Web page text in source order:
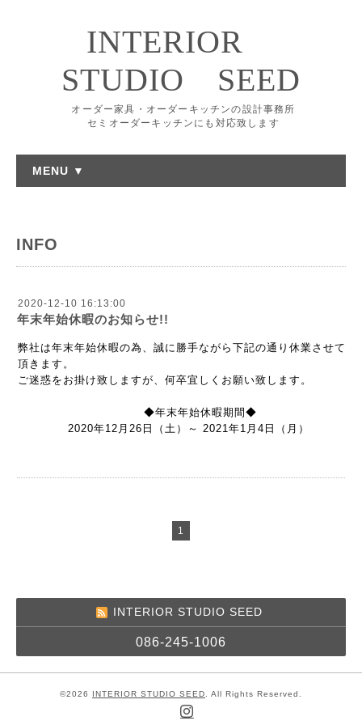
INTERIOR
STUDIO SEED
オーダー家具・オーダーキッチンの設計事務所
セミオーダーキッチンにも対応致します
MENU ▼
INFO
2020-12-10 16:13:00
年末年始休暇のお知らせ!!
弊社は年末年始休暇の為、誠に勝手ながら下記の通り休業させて
頂きます。
ご迷惑をお掛け致しますが、何卒宜しくお願い致します。
◆年末年始休暇期間◆
2020年12月26日（土）～ 2021年1月4日（月）
1
INTERIOR STUDIO SEED
086-245-1006
©2026 INTERIOR STUDIO SEED . All Rights Reserved.